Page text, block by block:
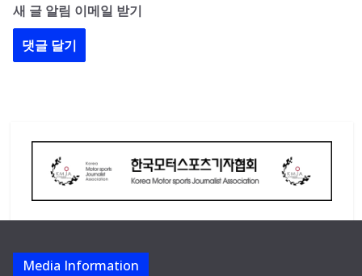
새 글 알림 이메일 받기
Media Information